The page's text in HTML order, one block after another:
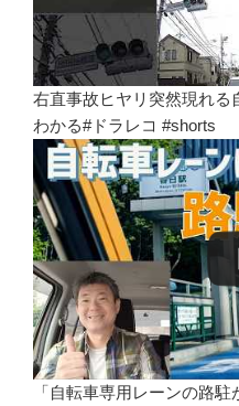
右直事故ヒヤリ突然現れる
わかる#ドラレコ #shorts
「自転車専用レーンの路